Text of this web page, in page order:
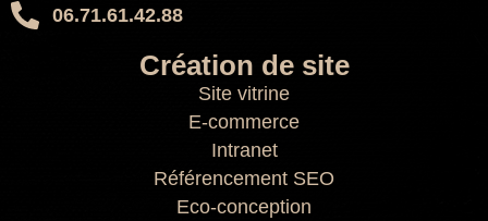
06.71.61.42.88
Création de site
Site vitrine
E-commerce
Intranet
Référencement SEO
Eco-conception